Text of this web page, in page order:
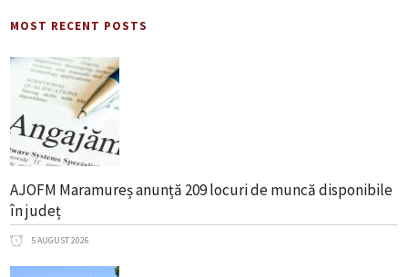
MOST RECENT POSTS
AJOFM Maramureș anunță 209 locuri de muncă disponibile
în județ
5 AUGUST 2026